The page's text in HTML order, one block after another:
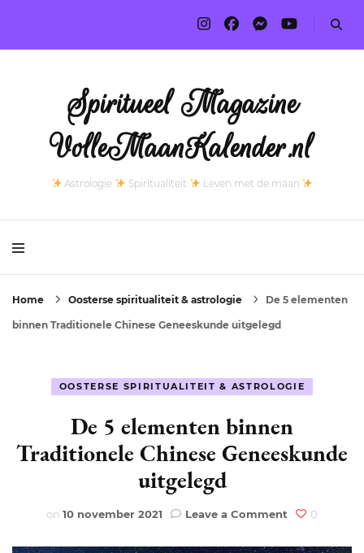
Spiritueel Magazine
VolleMaanKalender.nl
Astrologie Spiritualiteit Leven met de maan
Home Oosterse spiritualiteit & astrologie De 5 elementen
binnen Traditionele Chinese Geneeskunde uitgelegd
OOSTERSE SPIRITUALITEIT & ASTROLOGIE
De 5 elementen binnen
Traditionele Chinese Geneeskunde
uitgelegd
on 10 november 2021 Leave a Comment on
5
0